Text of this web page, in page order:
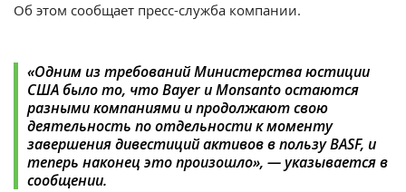
Об этом сообщает пресс-служба компании.
«Одним из требований Министерства юстиции
США было то, что Bayer и Monsanto остаются
разными компаниями и продолжают свою
деятельность по отдельности к моменту
завершения дивестиций активов в пользу BASF, и
теперь наконец это произошло», — указывается в
сообщении.